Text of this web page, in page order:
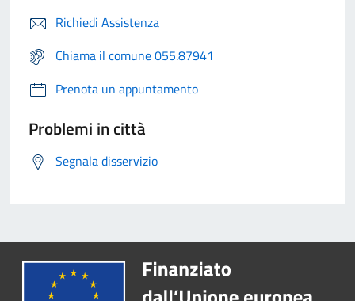
Richiedi Assistenza
Chiama il comune 055.87941
Prenota un appuntamento
Problemi in città
Segnala disservizio